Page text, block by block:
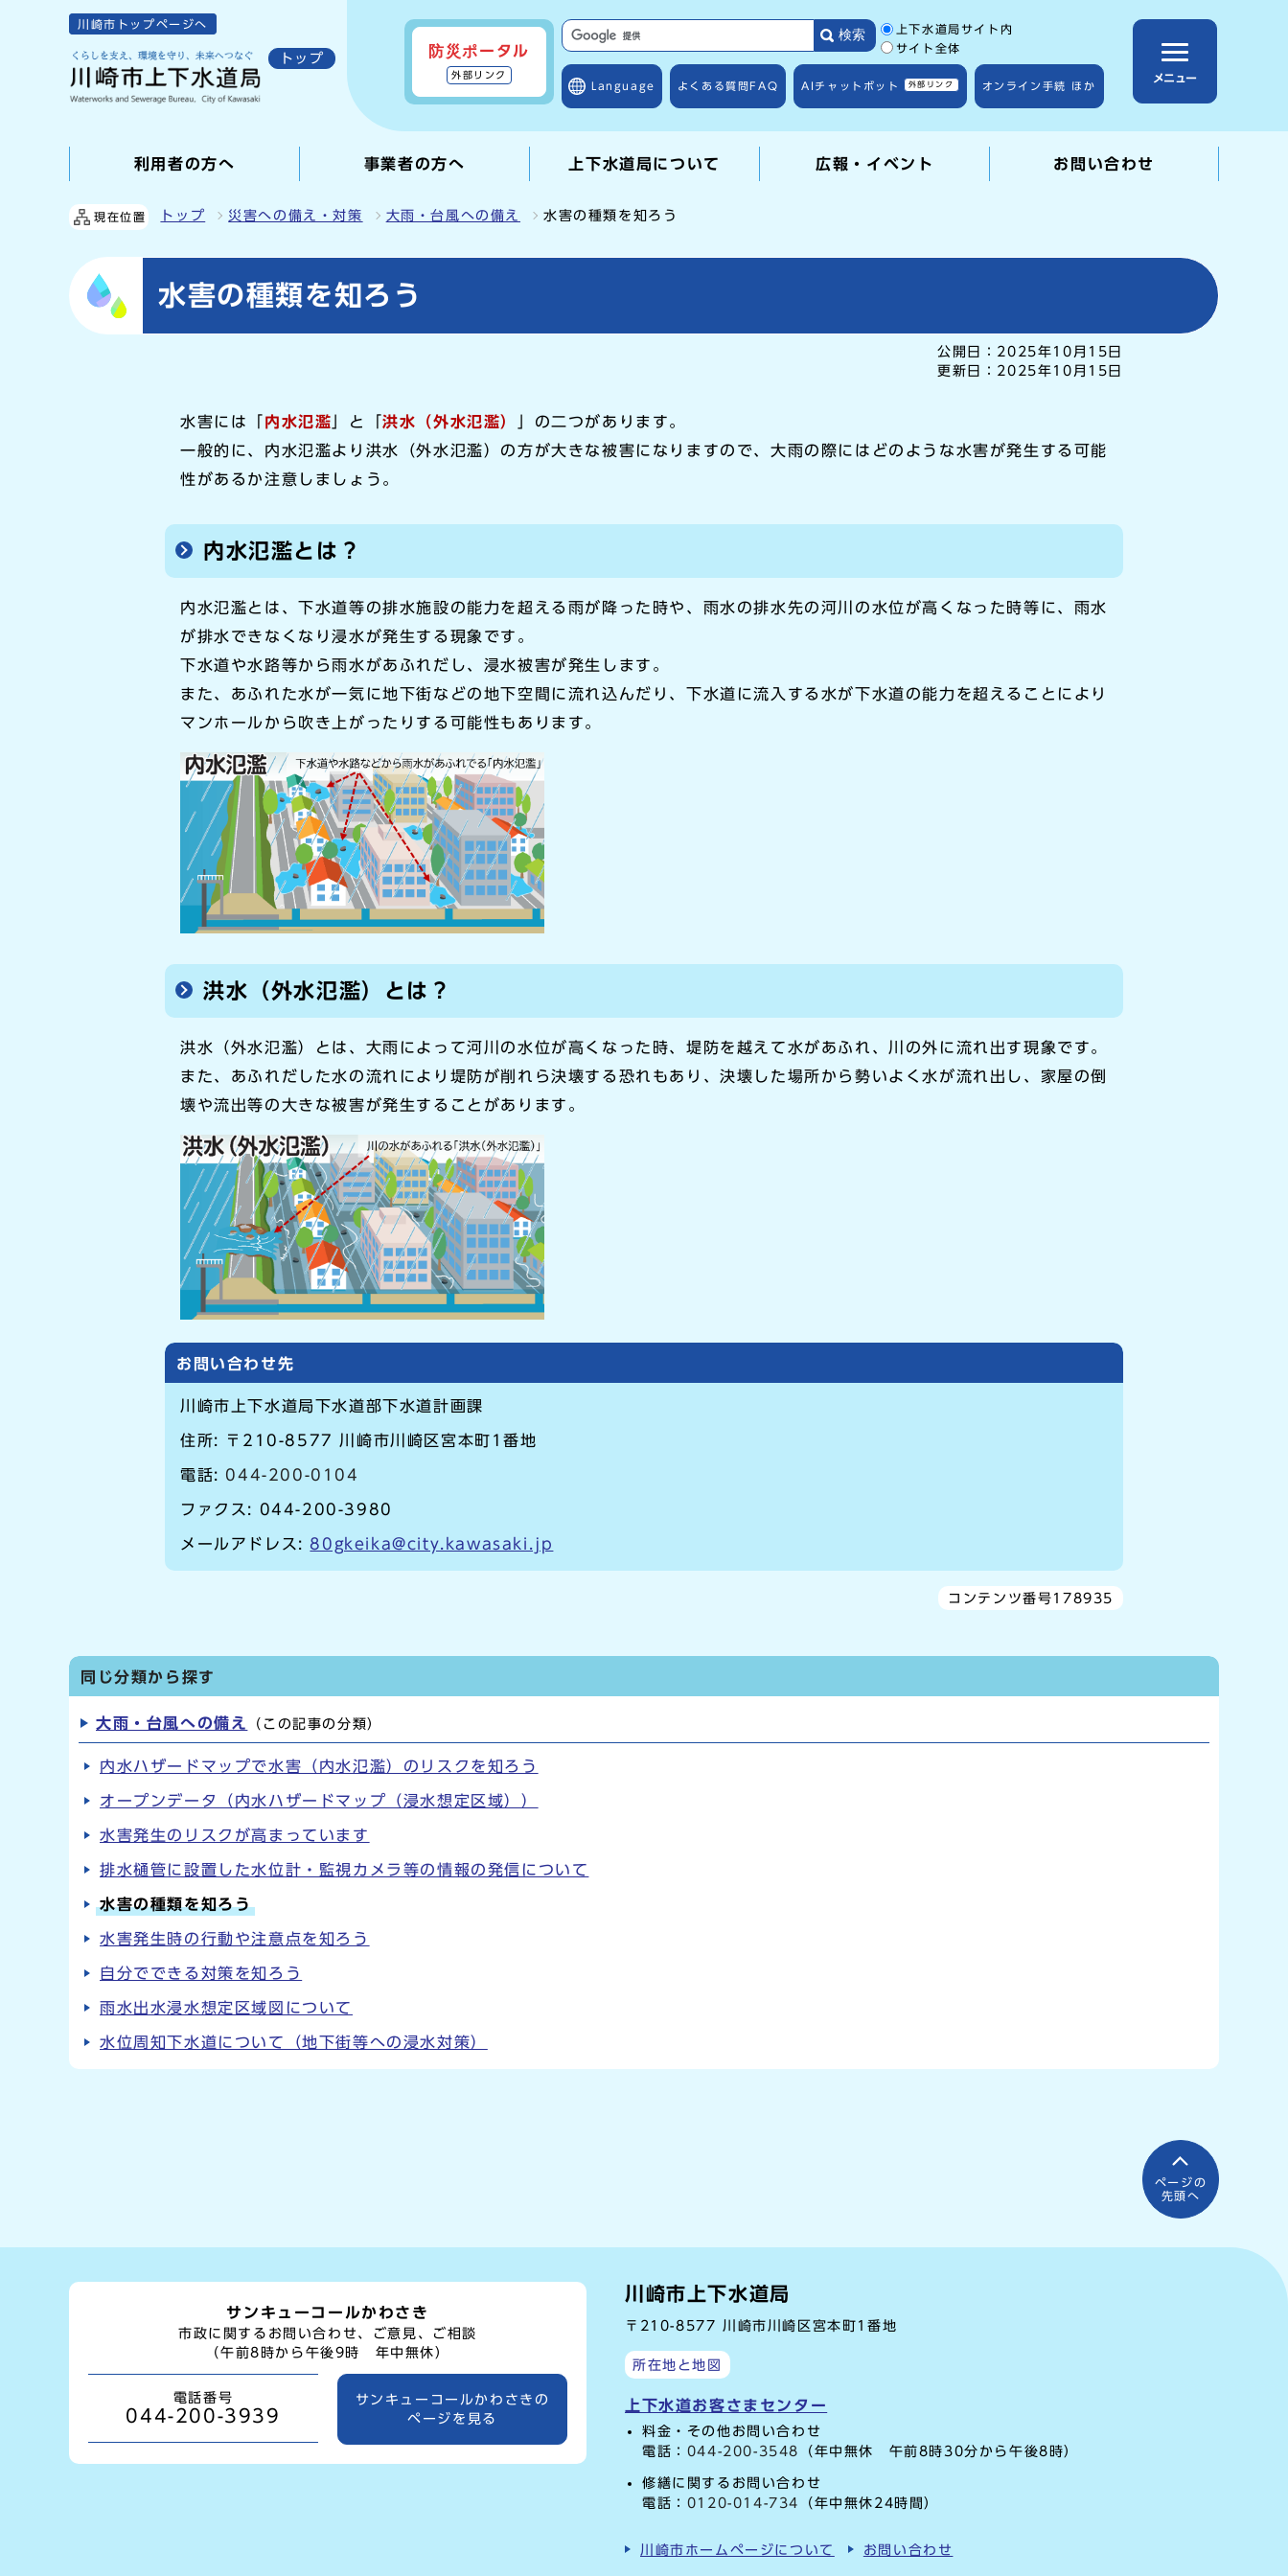
川崎市トップページへ
トップ 防災ポータル
外部リンク
検索 サイト内検索の範囲
上下水道局サイト内
サイト全体
Language よくある質問 FAQ AIチャットボット 外部リンク オンライン手続 ほか
メニュー
利用者の方へ 事業者の方へ 上下水道局について 広報・イベント お問い合わせ
現在位置 トップ 災害への備え・対策 大雨・台風への備え 水害の種類を知ろう
水害の種類を知ろう
公開日： 2025年10月15日
更新日： 2025年10月15日
水害には「 内水氾濫 」と「洪水（外水氾濫）
」の二つがあります。
一般的に、内水氾濫より洪水（外水氾濫）の方が大きな被害になりますので、大雨の際にはどのような水害が発生する可能
性があるか注意しましょう。
内水氾濫とは？
内水氾濫とは、下水道等の排水施設の能力を超える雨が降った時や、雨水の排水先の河川の水位が高くなった時等に、雨水
が排水できなくなり浸水が発生する現象です。
下水道や水路等から雨水があふれだし、浸水被害が発生します。
また、あふれた水が一気に地下街などの地下空間に流れ込んだり、下水道に流入する水が下水道の能力を超えることにより
マンホールから吹き上がったりする可能性もあります。
洪水（外水氾濫）とは？
洪水（外水氾濫）とは、大雨によって河川の水位が高くなった時、堤防を越えて水があふれ、川の外に流れ出す現象です。
また、あふれだした水の流れにより堤防が削れら決壊する恐れもあり、決壊した場所から勢いよく水が流れ出し、家屋の倒
壊や流出等の大きな被害が発生することがあります。
お問い合わせ先
川崎市上下水道局下水道部下水道計画課
住所: 〒210-8577 川崎市川崎区宮本町1番地
電話: 044-200-0104
ファクス: 044-200-3980
メールアドレス: 80gkeika@city.kawasaki.jp
コンテンツ番号178935
同じ分類から探す
大雨・台風への備え （この記事の分類）
内水ハザードマップで水害（内水氾濫）のリスクを知ろう
オープンデータ（内水ハザードマップ（浸水想定区域））
水害発生のリスクが高まっています
排水樋管に設置した水位計・監視カメラ等の情報の発信について
水害の種類を知ろう
水害発生時の行動や注意点を知ろう
自分でできる対策を知ろう
雨水出水浸水想定区域図について
水位周知下水道について（地下街等への浸水対策）
ページの
先頭へ
サンキューコールかわさき
市政に関するお問い合わせ、ご意見、ご相談
（午前8時から午後9時 年中無休）
電話番号
044-200-3939
サンキューコールかわさきの
ページを見る
川崎市上下水道局
〒210-8577 川崎市川崎区宮本町1番地
所在地と地図
上下水道お客さまセンター
料金・その他お問い合わせ
電話： 044-200-3548 （年中無休 午前8時30分から午後8時）
修繕に関するお問い合わせ
電話： 0120-014-734 （年中無休24時間）
川崎市ホームページについて お問い合わせ